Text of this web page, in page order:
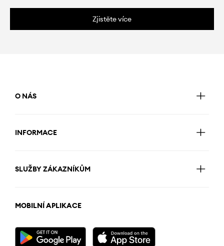
Zjistěte více
O NÁS
INFORMACE
SLUŽBY ZÁKAZNÍKŮM
MOBILNÍ APLIKACE